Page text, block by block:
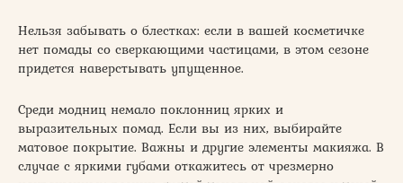
Нельзя забывать о блестках: если в вашей косметичке
нет помады со сверкающими частицами, в этом сезоне
придется наверстывать упущенное.
Среди модниц немало поклонниц ярких и
выразительных помад. Если вы из них, выбирайте
матовое покрытие. Важны и другие элементы макияжа. В
случае с яркими губами откажитесь от чрезмерно